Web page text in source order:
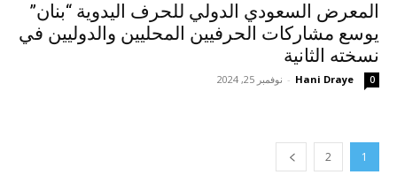
المعرض السعودي الدولي للحرف اليدوية “بنان”
يوسع مشاركات الحرفيين المحليين والدوليين في
نسخته الثانية
Hani Draye
- نوفمبر 25, 2024 0
1
2